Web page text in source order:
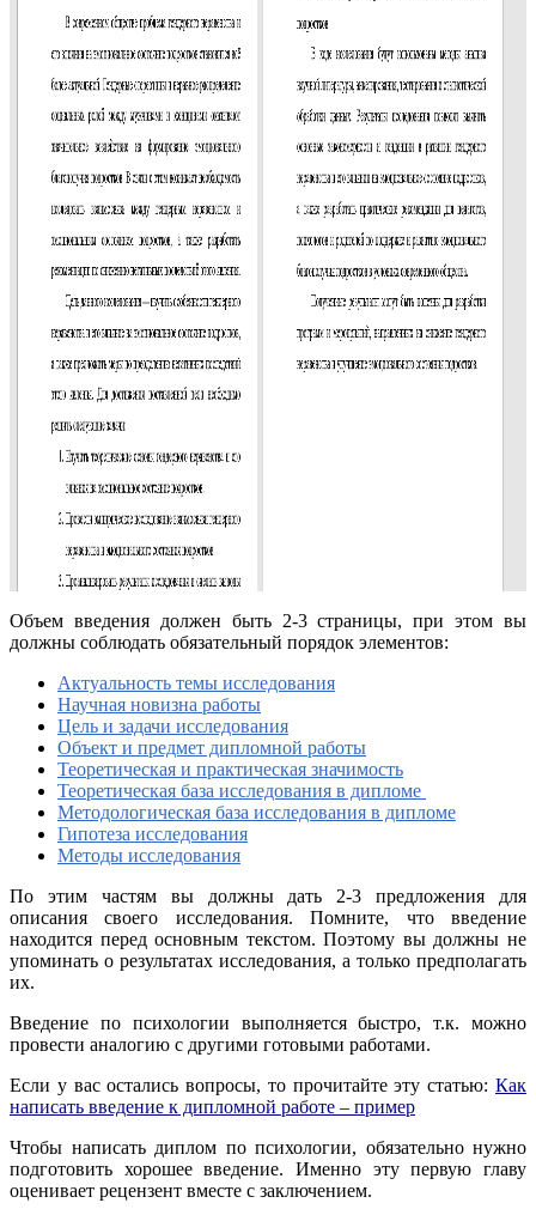
Объем введения должен быть 2-3 страницы, при этом вы
должны соблюдать обязательный порядок элементов:
Актуальность темы исследования
Научная новизна работы
Цель и задачи исследования
Объект и предмет дипломной работы
Теоретическая и практическая значимость
Теоретическая база исследования в дипломе
Методологическая база исследования в дипломе
Гипотеза исследования
Методы исследования
По этим частям вы должны дать 2-3 предложения для
описания своего исследования. Помните, что введение
находится перед основным текстом. Поэтому вы должны не
упоминать о результатах исследования, а только предполагать
их.
Введение по психологии выполняется быстро, т.к. можно
провести аналогию с другими готовыми работами.
Если у вас остались вопросы, то прочитайте эту статью: Как
написать введение к дипломной работе – пример
Чтобы написать диплом по психологии, обязательно нужно
подготовить хорошее введение. Именно эту первую главу
оценивает рецензент вместе с заключением.